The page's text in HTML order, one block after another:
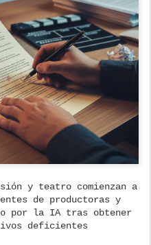
y teatro comienzan a
de productoras y
por la IA tras obtener
deficientes